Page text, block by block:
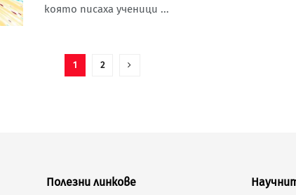
която писаха ученици ...
1 2
Полезни линкове